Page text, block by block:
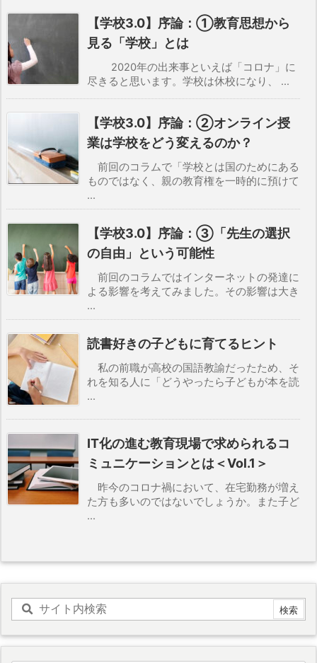
【学校3.0】序論：①教育思想から
見る「学校」とは
2020年の出来事といえば「コロナ」に
尽きると思います。学校は休校になり、 ...
【学校3.0】序論：②オンライン授
業は学校をどう変えるのか？
前回のコラムで「学校とは国のためにある
ものではなく、親の教育権を一時的に預けて
...
【学校3.0】序論：③「先生の選択
の自由」という可能性
前回のコラムではインターネットの発達に
よる影響を考えてみました。その影響は大き
...
読書好きの子どもに育てるヒント
私の前職が高校の国語教諭だったため、そ
れを知る人に「どうやったら子どもが本を読
...
IT化の進む教育現場で求められるコ
ミュニケーションとは＜Vol.1＞
昨今のコロナ禍において、在宅勤務が増え
た方も多いのではないでしょうか。また子ど
...